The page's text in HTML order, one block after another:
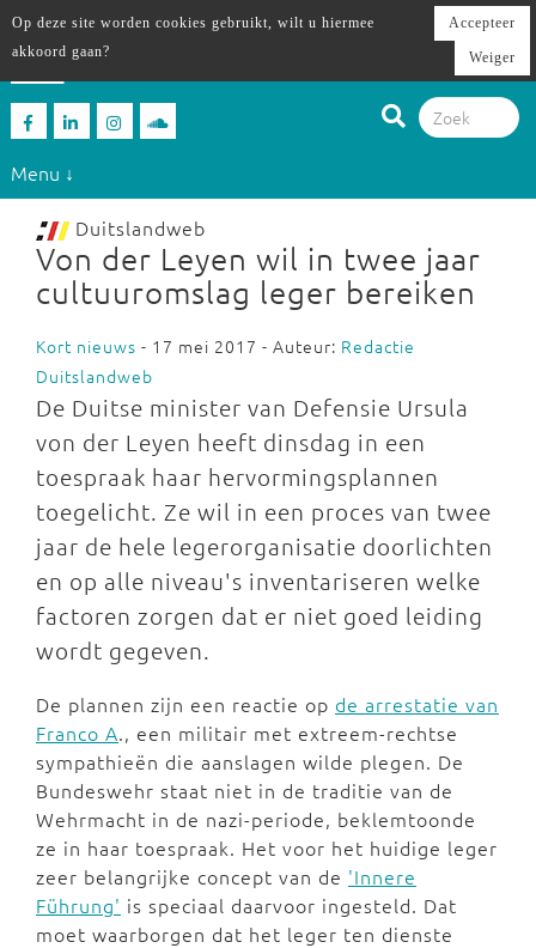
Menu ↓
Duitslandweb
Von der Leyen wil in twee jaar
cultuuromslag leger bereiken
Kort nieuws - 17 mei 2017 - Auteur: Redactie
Duitslandweb
De Duitse minister van Defensie Ursula
von der Leyen heeft dinsdag in een
toespraak haar hervormingsplannen
toegelicht. Ze wil in een proces van twee
jaar de hele legerorganisatie doorlichten
en op alle niveau's inventariseren welke
factoren zorgen dat er niet goed leiding
wordt gegeven.
De plannen zijn een reactie op de arrestatie van
Franco A., een militair met extreem-rechtse
sympathieën die aanslagen wilde plegen. De
Bundeswehr staat niet in de traditie van de
Wehrmacht in de nazi-periode, beklemtoonde
ze in haar toespraak. Het voor het huidige leger
zeer belangrijke concept van de 'Innere
Führung' is speciaal daarvoor ingesteld. Dat
moet waarborgen dat het leger ten dienste
Op deze site worden cookies gebruikt, wilt u hiermee
akkoord gaan?
Accepteer
Weiger